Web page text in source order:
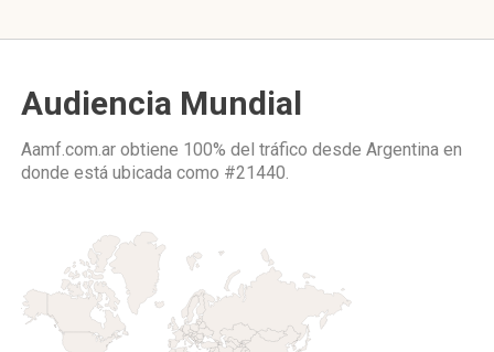
Audiencia Mundial
Aamf.com.ar obtiene 100% del tráfico desde Argentina en
donde está ubicada como #21440.